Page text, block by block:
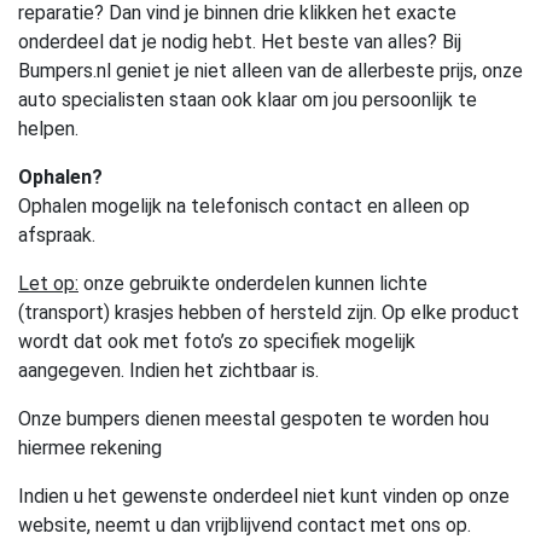
reparatie? Dan vind je binnen drie klikken het exacte
onderdeel dat je nodig hebt. Het beste van alles? Bij
Bumpers.nl geniet je niet alleen van de allerbeste prijs, onze
auto specialisten staan ook klaar om jou persoonlijk te
helpen.
Ophalen?
Ophalen mogelijk na telefonisch contact en alleen op
afspraak.
Let op: onze gebruikte onderdelen kunnen lichte
(transport) krasjes hebben of hersteld zijn. Op elke product
wordt dat ook met foto’s zo specifiek mogelijk
aangegeven. Indien het zichtbaar is.
Onze bumpers dienen meestal gespoten te worden hou
hiermee rekening
Indien u het gewenste onderdeel niet kunt vinden op onze
website, neemt u dan vrijblijvend contact met ons op.